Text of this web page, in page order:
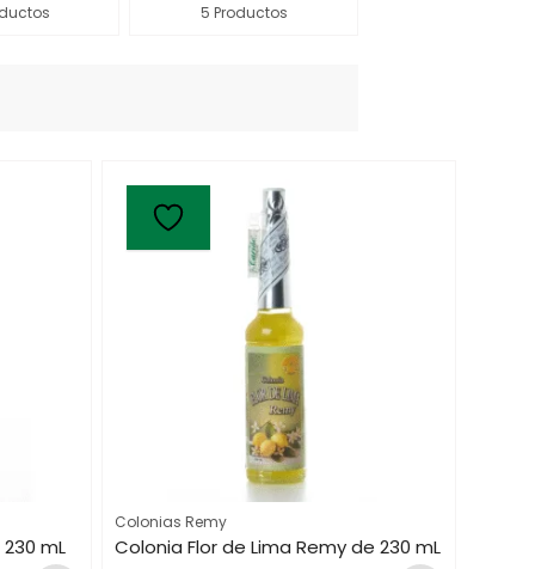
5 Productos
mL
Colonias Remy
Colonia Flor de Lima Remy de 230 mL